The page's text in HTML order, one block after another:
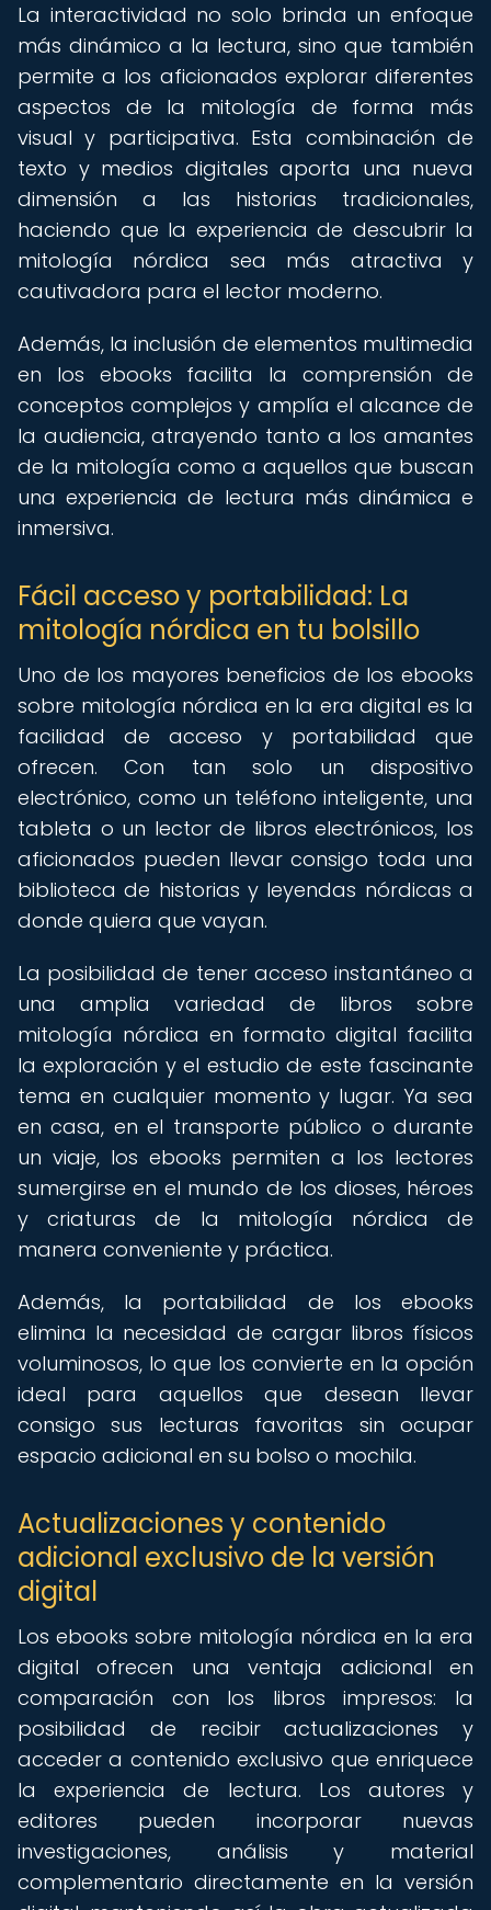
La interactividad no solo brinda un enfoque
más dinámico a la lectura, sino que también
permite a los aficionados explorar diferentes
aspectos de la mitología de forma más
visual y participativa. Esta combinación de
texto y medios digitales aporta una nueva
dimensión a las historias tradicionales,
haciendo que la experiencia de descubrir la
mitología nórdica sea más atractiva y
cautivadora para el lector moderno.
Además, la inclusión de elementos multimedia
en los ebooks facilita la comprensión de
conceptos complejos y amplía el alcance de
la audiencia, atrayendo tanto a los amantes
de la mitología como a aquellos que buscan
una experiencia de lectura más dinámica e
inmersiva.
Fácil acceso y portabilidad: La
mitología nórdica en tu bolsillo
Uno de los mayores beneficios de los ebooks
sobre mitología nórdica en la era digital es la
facilidad de acceso y portabilidad que
ofrecen. Con tan solo un dispositivo
electrónico, como un teléfono inteligente, una
tableta o un lector de libros electrónicos, los
aficionados pueden llevar consigo toda una
biblioteca de historias y leyendas nórdicas a
donde quiera que vayan.
La posibilidad de tener acceso instantáneo a
una amplia variedad de libros sobre
mitología nórdica en formato digital facilita
la exploración y el estudio de este fascinante
tema en cualquier momento y lugar. Ya sea
en casa, en el transporte público o durante
un viaje, los ebooks permiten a los lectores
sumergirse en el mundo de los dioses, héroes
y criaturas de la mitología nórdica de
manera conveniente y práctica.
Además, la portabilidad de los ebooks
elimina la necesidad de cargar libros físicos
voluminosos, lo que los convierte en la opción
ideal para aquellos que desean llevar
consigo sus lecturas favoritas sin ocupar
espacio adicional en su bolso o mochila.
Actualizaciones y contenido
adicional exclusivo de la versión
digital
Los ebooks sobre mitología nórdica en la era
digital ofrecen una ventaja adicional en
comparación con los libros impresos: la
posibilidad de recibir actualizaciones y
acceder a contenido exclusivo que enriquece
la experiencia de lectura. Los autores y
editores pueden incorporar nuevas
investigaciones, análisis y material
complementario directamente en la versión